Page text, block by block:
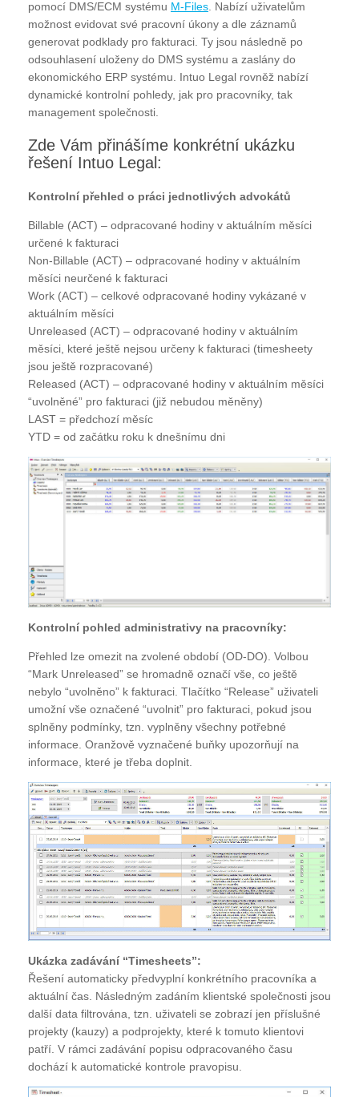
pomocí DMS/ECM systému M-Files . Nabízí uživatelům
možnost evidovat své pracovní úkony a dle záznamů
generovat podklady pro fakturaci. Ty jsou následně po
odsouhlasení uloženy do DMS systému a zaslány do
ekonomického ERP systému. Intuo Legal rovněž nabízí
dynamické kontrolní pohledy, jak pro pracovníky, tak
management společnosti.
Zde Vám přinášíme konkrétní ukázku
řešení Intuo Legal:
Kontrolní přehled o práci jednotlivých advokátů
Billable (ACT) – odpracované hodiny v aktuálním měsíci
určené k fakturaci
Non-Billable (ACT) – odpracované hodiny v aktuálním
měsíci neurčené k fakturaci
Work (ACT) – celkové odpracované hodiny vykázané v
aktuálním měsíci
Unreleased (ACT) – odpracované hodiny v aktuálním
měsíci, které ještě nejsou určeny k fakturaci (timesheety
jsou ještě rozpracované)
Released (ACT) – odpracované hodiny v aktuálním měsíci
“uvolněné” pro fakturaci (již nebudou měněny)
LAST = předchozí měsíc
YTD = od začátku roku k dnešnímu dni
Kontrolní pohled administrativy na pracovníky:
Přehled lze omezit na zvolené období (OD-DO). Volbou
“Mark Unreleased” se hromadně označí vše, co ještě
nebylo “uvolněno” k fakturaci. Tlačítko “Release” uživateli
umožní vše označené “uvolnit” pro fakturaci, pokud jsou
splněny podmínky, tzn. vyplněny všechny potřebné
informace. Oranžově vyznačené buňky upozorňují na
informace, které je třeba doplnit.
Ukázka zadávání “Timesheets”:
Řešení automaticky předvyplní konkrétního pracovníka a
aktuální čas. Následným zadáním klientské společnosti jsou
další data filtrována, tzn. uživateli se zobrazí jen příslušné
projekty (kauzy) a podprojekty, které k tomuto klientovi
patří. V rámci zadávání popisu odpracovaného času
dochází k automatické kontrole pravopisu.